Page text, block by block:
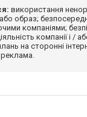
використання
образ;
компаніями;
компанії і /
на сторонні